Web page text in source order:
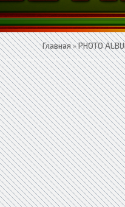
Главная»PHOTO